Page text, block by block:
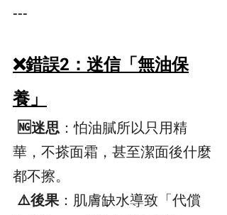
---
❌錯誤2：迷信「無油保
養」
🆖迷思 ：怕油膩所以只用精
華，不搽面霜，甚至潔面後什麼
都不擦。
⚠️後果：肌膚缺水導致「代償